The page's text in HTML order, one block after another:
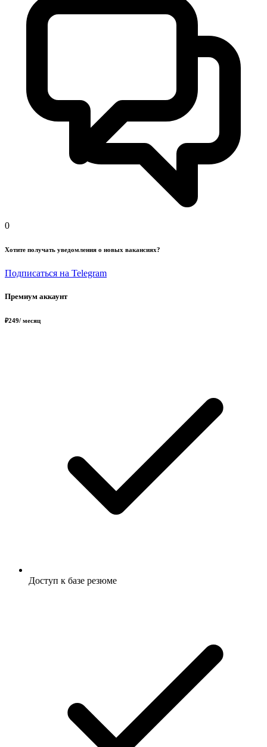
0
Хотите получать уведомления о новых вакансиях?
Подписаться на Telegram
Премиум аккаунт
₽249/ месяц
Доступ к базе резюме